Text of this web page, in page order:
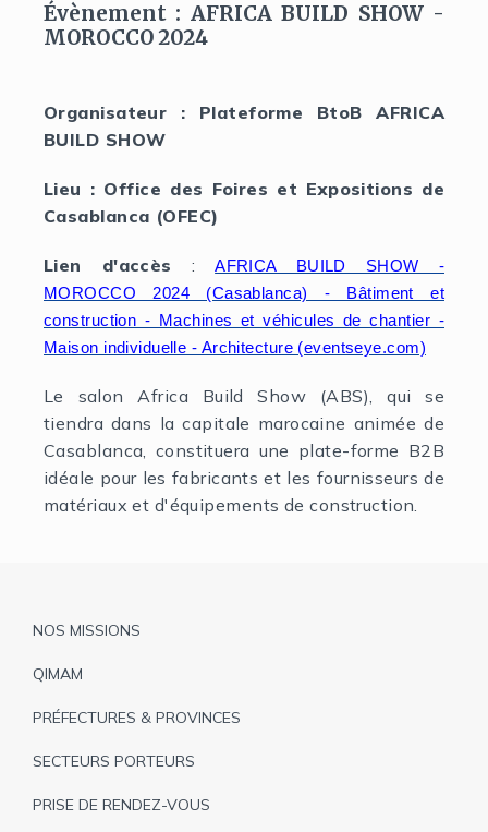
Évènement : AFRICA BUILD SHOW -
MOROCCO 2024
Organisateur : Plateforme BtoB AFRICA
BUILD SHOW
Lieu : Office des Foires et Expositions de
Casablanca (OFEC)
Lien d'accès :AFRICA BUILD SHOW -
MOROCCO 2024 (Casablanca) - Bâtiment et
construction - Machines et véhicules de chantier -
Maison individuelle - Architecture (eventseye.com)
Le salon Africa Build Show (ABS), qui se
tiendra dans la capitale marocaine animée de
Casablanca, constituera une plate-forme B2B
idéale pour les fabricants et les fournisseurs de
matériaux et d'équipements de construction.
Pied
de
NOS MISSIONS
QIMAM
PRÉFECTURES & PROVINCES
SECTEURS PORTEURS
PRISE DE RENDEZ-VOUS